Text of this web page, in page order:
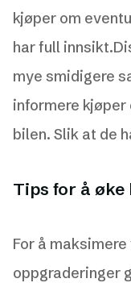
kjøper om
har full
mye smidigere
informere
bilen. Slik at de
Tips for å øke
For å
oppgraderinger